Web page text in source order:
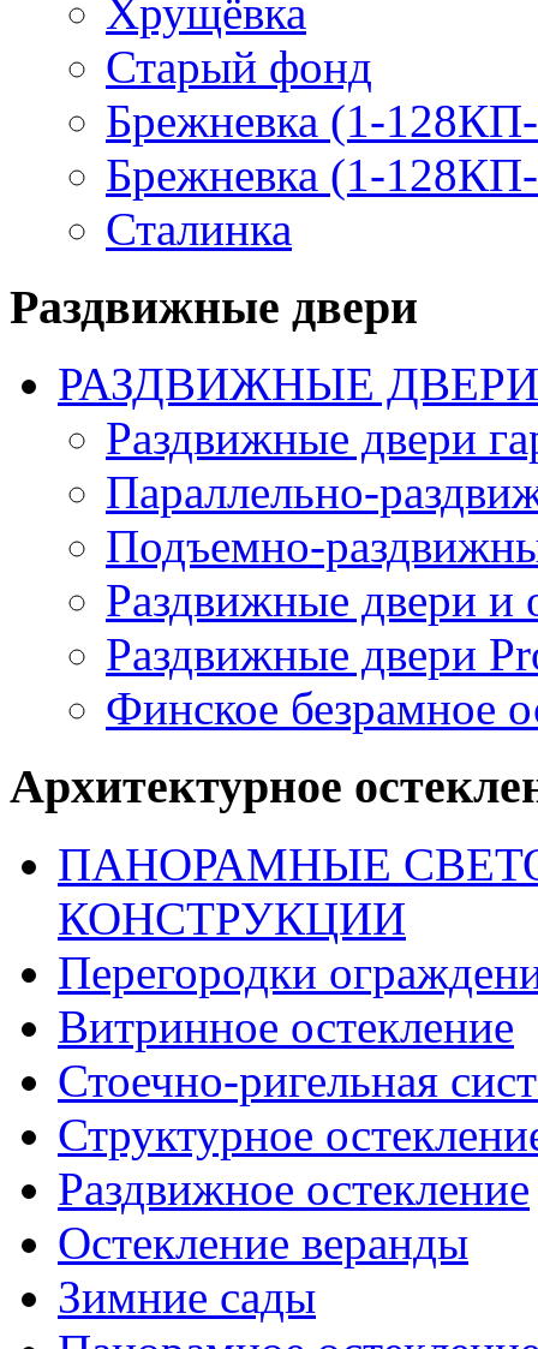
Хрущёвка
Старый фонд
Брежневка (1-
Брежневка (1-
Сталинка
Раздвижные двери
РАЗДВИЖНЫЕ
Раздвижные двери
Параллельно-
Подъемно-
Раздвижные двери и
Раздвижные двери
Финское безрамное
Архитектурное
ПАНОРАМНЫЕ
КОНСТРУКЦИИ
Перегородки
Витринное остекление
Стоечно-ригельная
Структурное
Раздвижное остекление
Остекление веранды
Зимние сады